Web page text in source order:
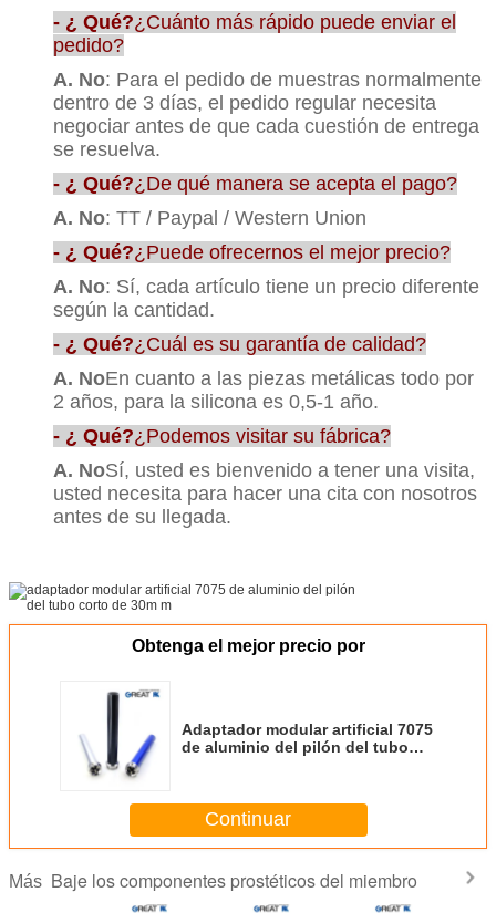
- ¿ Qué?¿Cuánto más rápido puede enviar el
pedido?
A. No: Para el pedido de muestras normalmente
dentro de 3 días, el pedido regular necesita
negociar antes de que cada cuestión de entrega
se resuelva.
- ¿ Qué?¿De qué manera se acepta el pago?
A. No: TT / Paypal / Western Union
- ¿ Qué?¿Puede ofrecernos el mejor precio?
A. No: Sí, cada artículo tiene un precio diferente
según la cantidad.
- ¿ Qué?¿Cuál es su garantía de calidad?
A. NoEn cuanto a las piezas metálicas todo por
2 años, para la silicona es 0,5-1 año.
- ¿ Qué?¿Podemos visitar su fábrica?
A. NoSí, usted es bienvenido a tener una visita,
usted necesita para hacer una cita con nosotros
antes de su llegada.
Obtenga el mejor precio por
Adaptador modular artificial 7075
de aluminio del pilón del tubo
Continuar
Más Baje los componentes prostéticos del miembro